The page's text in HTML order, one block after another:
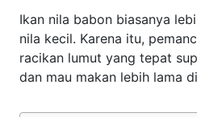
Ikan nila babon biasanya
nila kecil. Karena itu,
racikan lumut yang tepat
dan mau makan lebih lama